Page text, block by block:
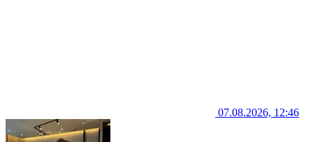
07.08.2026, 12:46